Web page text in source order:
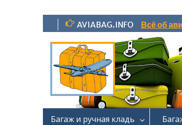
Перейти
к
содержимому
AVIABAG.INFO Всё об
Багаж и ручная кладь